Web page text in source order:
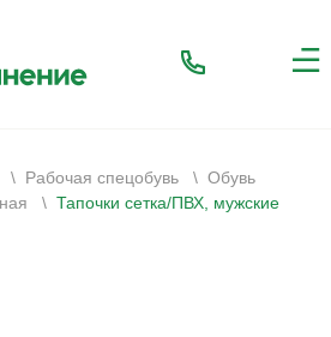
\ Рабочая спецобувь \ Обувь
\ Тапочки сетка/ПВХ, мужские